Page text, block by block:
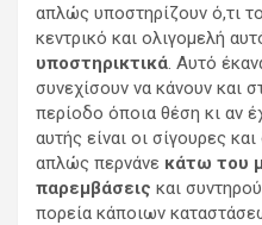
απλώς υποστηρίζουν ό,τι
κεντρικό και ολιγομελή
υποστηρικτικά. Αυτό
συνεχίσουν να κάνουν και
περίοδο όποια θέση κι αν
αυτής είναι οι σίγουρες
απλώς περνάνε κάτω του
παρεμβάσεις και
πορεία κάποιων